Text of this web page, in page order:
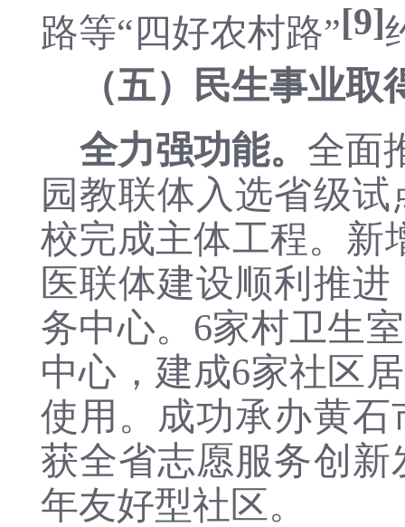
路等“四好农村路”[9]
（五）民生事业取
全力强功能。 全面
园教联体入选省级试
校完成主体工程。新
医联体建设顺利推
务中心。 6家村卫生
中心，建成6家社区
使用。成功承办黄
获全省志愿服务创
年友好型社区。